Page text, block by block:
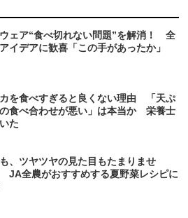
ェア“食べ切れない問題”を解消！ 全
イデアに歓喜「この手があったか」
を食べすぎると良くない理由 「天ぷ
食べ合わせが悪い」は本当か 栄養士
た
も、ツヤツヤの見た目もたまりませ
JA全農がおすすめする夏野菜レシピに